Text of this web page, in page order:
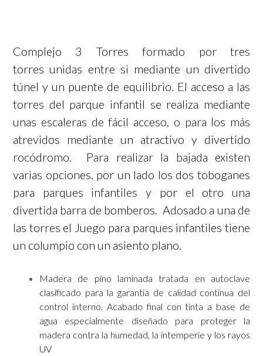
Complejo 3 Torres formado por tres
torres unidas entre si mediante un divertido
túnel y un puente de equilibrio. El acceso a las
torres del parque infantil se realiza mediante
unas escaleras de fácil acceso, o para los más
atrevidos mediante un atractivo y divertido
rocódromo. Para realizar la bajada existen
varias opciones, por un lado los dos toboganes
para parques infantiles y por el otro una
divertida barra de bomberos. Adosado a una de
las torres el Juego para parques infantiles tiene
un columpio con un asiento plano.
Madera de pino laminada tratada en autoclave
clasificado para la garantía de calidad continua del
control interno. Acabado final con tinta a base de
agua especialmente diseñado para proteger la
madera contra la humedad, la intemperie y los rayos
UV